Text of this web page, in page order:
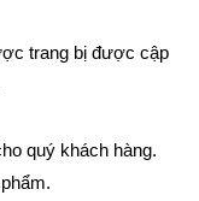
trang bị được cập
quý khách hàng.